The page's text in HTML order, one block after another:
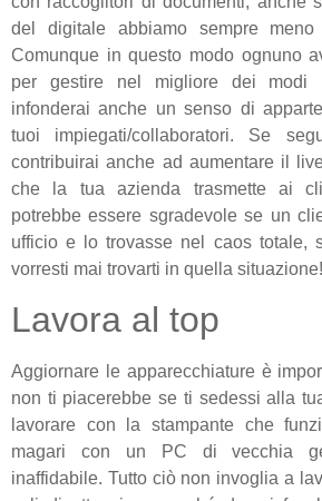
del digitale abbiamo sempre meno
Comunque in questo modo ognuno
per gestire nel migliore dei modi
infonderai anche un senso di
tuoi impiegati/collaboratori. Se
contribuirai anche ad aumentare il
che la tua azienda trasmette ai
potrebbe essere sgradevole se un
ufficio e lo trovasse nel caos totale,
vorresti mai trovarti in quella situazione!
Lavora al top
Aggiornare le apparecchiature è
non ti piacerebbe se ti sedessi alla
lavorare con la stampante che
magari con un PC di vecchia
inaffidabile. Tutto ciò non invoglia a